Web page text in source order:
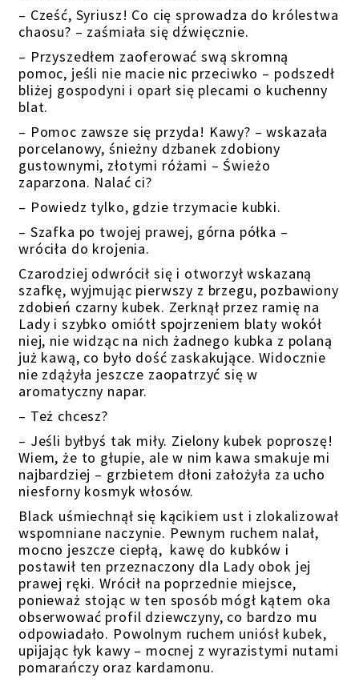
– Cześć, Syriusz! Co cię sprowadza do królestwa
chaosu? – zaśmiała się dźwięcznie.
– Przyszedłem zaoferować swą skromną
pomoc, jeśli nie macie nic przeciwko – podszedł
bliżej gospodyni i oparł się plecami o kuchenny
blat.
– Pomoc zawsze się przyda! Kawy? – wskazała
porcelanowy, śnieżny dzbanek zdobiony
gustownymi, złotymi różami – Świeżo
zaparzona. Nalać ci?
– Powiedz tylko, gdzie trzymacie kubki.
– Szafka po twojej prawej, górna półka –
wróciła do krojenia.
Czarodziej odwrócił się i otworzył wskazaną
szafkę, wyjmując pierwszy z brzegu, pozbawiony
zdobień czarny kubek. Zerknął przez ramię na
Lady i szybko omiótł spojrzeniem blaty wokół
niej, nie widząc na nich żadnego kubka z polaną
już kawą, co było dość zaskakujące. Widocznie
nie zdążyła jeszcze zaopatrzyć się w
aromatyczny napar.
– Też chcesz?
– Jeśli byłbyś tak miły. Zielony kubek poproszę!
Wiem, że to głupie, ale w nim kawa smakuje mi
najbardziej – grzbietem dłoni założyła za ucho
niesforny kosmyk włosów.
Black uśmiechnął się kącikiem ust i zlokalizował
wspomniane naczynie. Pewnym ruchem nalał,
mocno jeszcze ciepłą, kawę do kubków i
postawił ten przeznaczony dla Lady obok jej
prawej ręki. Wrócił na poprzednie miejsce,
ponieważ stojąc w ten sposób mógł kątem oka
obserwować profil dziewczyny, co bardzo mu
odpowiadało. Powolnym ruchem uniósł kubek,
upijając łyk kawy – mocnej z wyrazistymi nutami
pomarańczy oraz kardamonu.